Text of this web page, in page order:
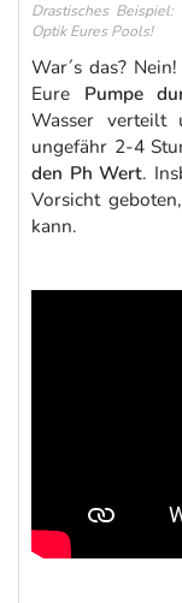
Drastisches
Optik Eures Pools!
War´s das?
Eure Pumpe
Wasser verteilt
ungefähr 2-4
den Ph Wert.
Vorsicht
kann.